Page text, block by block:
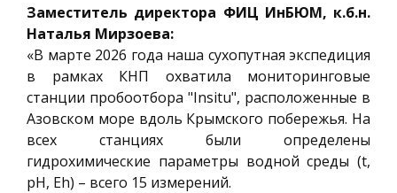
Заместитель директора ФИЦ ИнБЮМ, к.б.н.
Наталья Мирзоева:
«В марте 2026 года наша сухопутная экспедиция
в рамках КНП охватила мониторинговые
станции пробоотбора "Insitu", расположенные в
Азовском море вдоль Крымского побережья. На
всех станциях были определены
гидрохимические параметры водной среды (t,
pH, Eh) – всего 15 измерений.